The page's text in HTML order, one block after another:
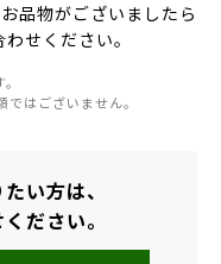
品物がございましたら
せください。
はございません。
い方は、
ださい。